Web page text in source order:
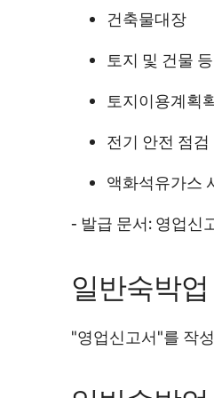
건축물대장
토지 및 건물
토지이용계획
전기 안전 점검
액화석유가스
- 발급 문서: 영업신
일반숙박
"영업신고서"를 작